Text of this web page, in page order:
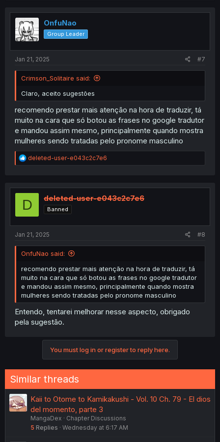
OnfuNao
Group Leader
Jan 21, 2025 #7
Crimson_Solitaire said:
Claro, aceito sugestões
recomendo prestar mais atenção na hora de traduzir, tá
muito na cara que só botou as frases no google tradutor
e mandou assim mesmo, principalmente quando mostra
mulheres sendo tratadas pelo pronome masculino
R
e
t
o
deleted-user-e043c2c7e6
D deleted-user-e043c2c7e6
Banned
Jan 21, 2025 #8
OnfuNao said:
recomendo prestar mais atenção na hora de traduzir, tá
muito na cara que só botou as frases no google tradutor
e mandou assim mesmo, principalmente quando mostra
mulheres sendo tratadas pelo pronome masculino
Entendo, tentarei melhorar nesse aspecto, obrigado
pela sugestão.
You must log in or register to reply here.
Similar threads
Kaii to Otome to Kamikakushi - Vol. 10 Ch. 79 - El dios
del momento, parte 3
MangaDex
Chapter Discussions
5 Replies Wednesday at 6:17 AM